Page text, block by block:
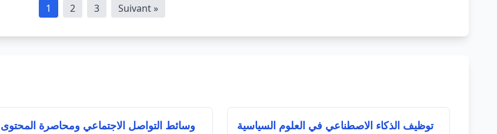
1 2 3 Suivant »
وسائط التواصل الاجتماعي ومحاصرة المحتوى
توظيف الذكاء الاصطناعي في العلوم السياسية